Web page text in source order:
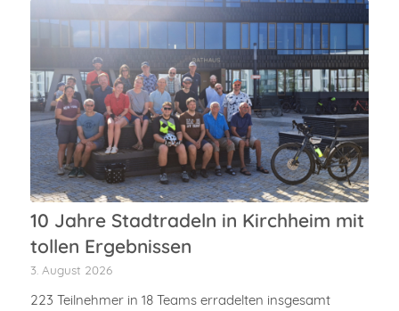
10 Jahre Stadtradeln in Kirchheim mit
tollen Ergebnissen
3. August 2026
223 Teilnehmer in 18 Teams erradelten insgesamt